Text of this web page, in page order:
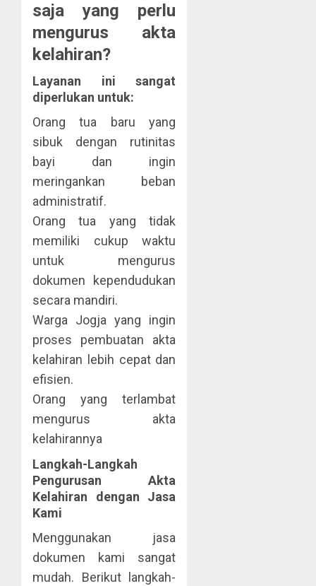
saja yang perlu
mengurus akta
kelahiran?
Layanan ini sangat
diperlukan untuk:
Orang tua baru yang
sibuk dengan rutinitas
bayi dan ingin
meringankan beban
administratif.
Orang tua yang tidak
memiliki cukup waktu
untuk mengurus
dokumen kependudukan
secara mandiri.
Warga Jogja yang ingin
proses pembuatan akta
kelahiran lebih cepat dan
efisien.
Orang yang terlambat
mengurus akta
kelahirannya
Langkah-Langkah
Pengurusan Akta
Kelahiran dengan Jasa
Kami
Menggunakan jasa
dokumen kami sangat
mudah. Berikut langkah-